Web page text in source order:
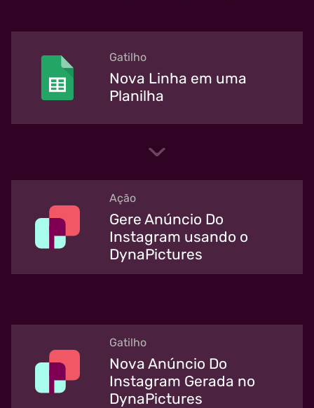
Gatilho
Nova Linha em uma
Planilha
Ação
Gere Anúncio Do
Instagram usando o
DynaPictures
Gatilho
Nova Anúncio Do
Instagram Gerada no
DynaPictures